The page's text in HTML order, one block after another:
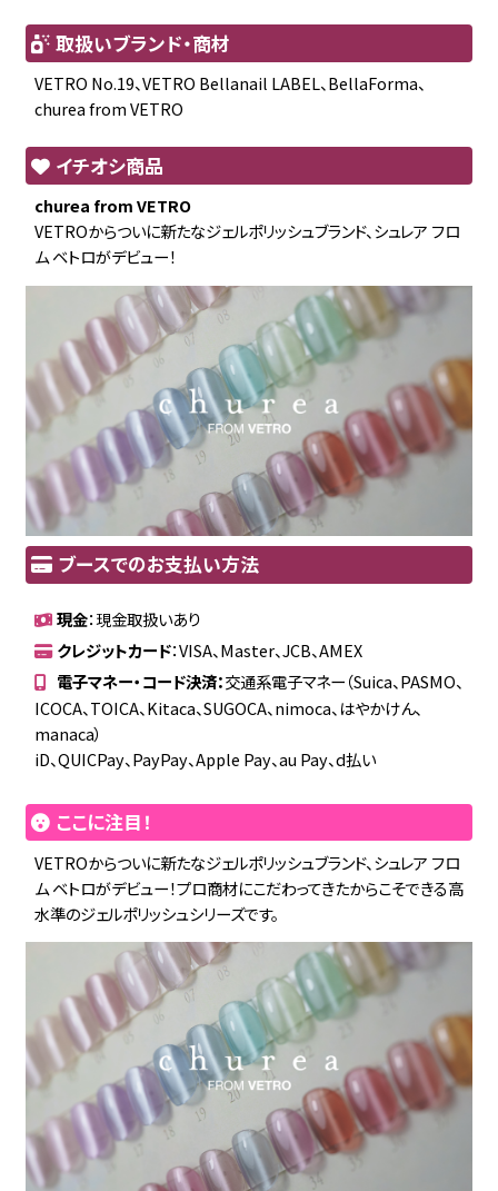
取扱いブランド・商材
VETRO No.19、VETRO Bellanail LABEL、BellaForma、
churea from VETRO
イチオシ商品
churea from VETRO
VETROからついに新たなジェルポリッシュブランド、シュレア フロ
ム ベトロがデビュー！
ブースでのお支払い方法
現金：現金取扱いあり
クレジットカード：VISA、Master、JCB、AMEX
電子マネー・コード決済：交通系電子マネー（Suica、PASMO、
ICOCA、TOICA、Kitaca、SUGOCA、nimoca、はやかけん、
manaca）
iD、QUICPay、PayPay、Apple Pay、au Pay、d払い
ここに注目！
VETROからついに新たなジェルポリッシュブランド、シュレア フロ
ム ベトロがデビュー！プロ商材にこだわってきたからこそできる高
水準のジェルポリッシュシリーズです。